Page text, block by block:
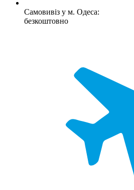
Самовивіз у м. Одеса:
безкоштовно